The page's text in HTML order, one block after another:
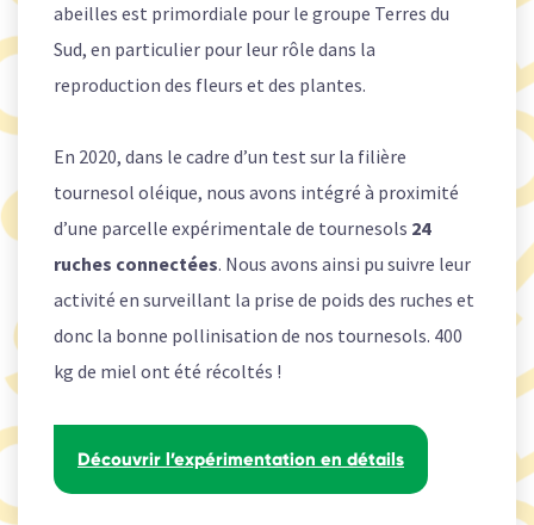
abeilles est primordiale pour le groupe Terres du
Sud, en particulier pour leur rôle dans la
reproduction des fleurs et des plantes.
En 2020, dans le cadre d’un test sur la filière
tournesol oléique, nous avons intégré à proximité
d’une parcelle expérimentale de tournesols 24
ruches connectées. Nous avons ainsi pu suivre leur
activité en surveillant la prise de poids des ruches et
donc la bonne pollinisation de nos tournesols. 400
kg de miel ont été récoltés !
Découvrir l’expérimentation en détails